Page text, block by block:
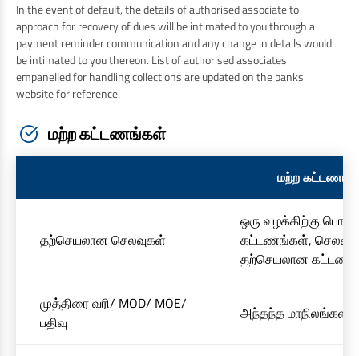
In the event of default, the details of authorised associate to
approach for recovery of dues will be intimated to you through a
payment reminder communication and any change in details would
be intimated to you thereon. List of authorised associates
empanelled for handling collections are updated on the banks
website for reference.
மற்ற கட்டணங்கள்
மற்ற
தற்செயலான செலவுகள்
ஒரு வழக்கிற்கு
கட்டணங்கள், செலவு
தற்செயலான
முத்திரை வரி/ MOD/ MOE/
பதிவு
அந்தந்த